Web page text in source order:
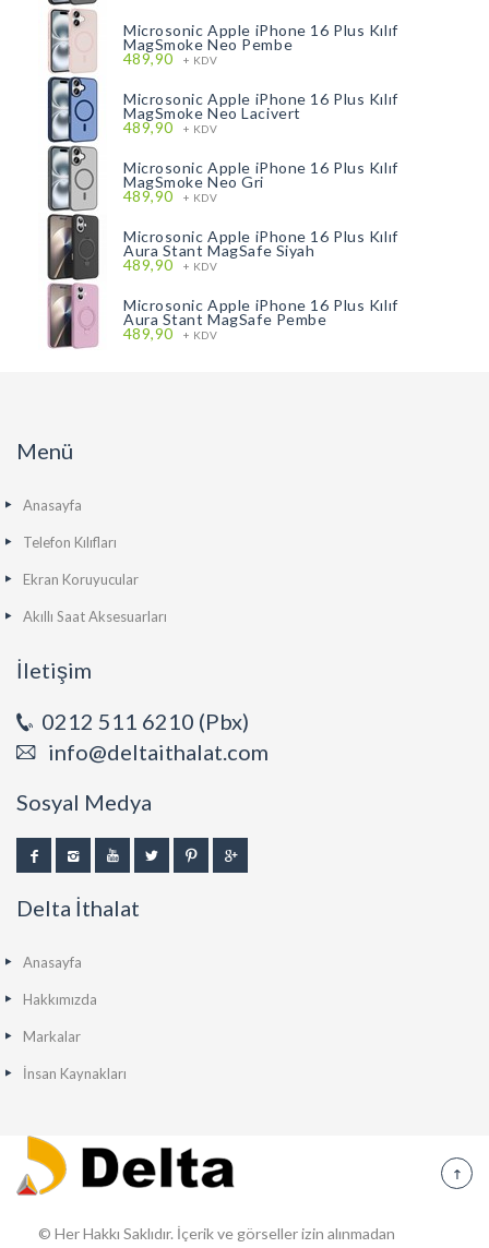
Microsonic Apple iPhone 16 Plus Kılıf
MagSmoke Neo Pembe
489,90 + KDV
Microsonic Apple iPhone 16 Plus Kılıf
MagSmoke Neo Lacivert
489,90 + KDV
Microsonic Apple iPhone 16 Plus Kılıf
MagSmoke Neo Gri
489,90 + KDV
Microsonic Apple iPhone 16 Plus Kılıf
Aura Stant MagSafe Siyah
489,90 + KDV
Microsonic Apple iPhone 16 Plus Kılıf
Aura Stant MagSafe Pembe
489,90 + KDV
Menü
Anasayfa
Telefon Kılıfları
Ekran Koruyucular
Akıllı Saat Aksesuarları
İletişim
0212 511 6210 (Pbx)
info@deltaithalat.com
Sosyal Medya
Delta İthalat
Anasayfa
Hakkımızda
Markalar
İnsan Kaynakları
© Her Hakkı Saklıdır. İçerik ve görseller izin alınmadan